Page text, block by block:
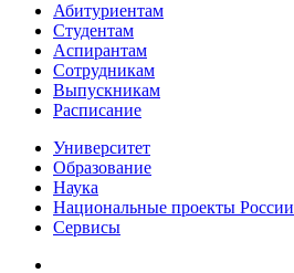
Абитуриентам
Студентам
Аспирантам
Сотрудникам
Выпускникам
Расписание
Университет
Образование
Наука
Национальные проекты России
Сервисы